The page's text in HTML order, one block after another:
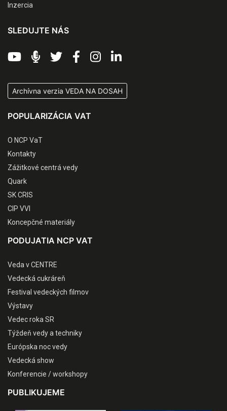
Inzercia
SLEDUJTE NÁS
Archívna verzia VEDA NA DOSAH
POPULARIZÁCIA VAT
O NCP VaT
Kontakty
Zážitkové centrá vedy
Quark
SK CRIS
CIP VVI
Koncepčné materiály
PODUJATIA NCP VAT
Veda v CENTRE
Vedecká cukráreň
Festival vedeckých filmov
Výstavy
Vedec roka SR
Týždeň vedy a techniky
Európska noc vedy
Vedecká show
Konferencie / workshopy
PUBLIKUJEME